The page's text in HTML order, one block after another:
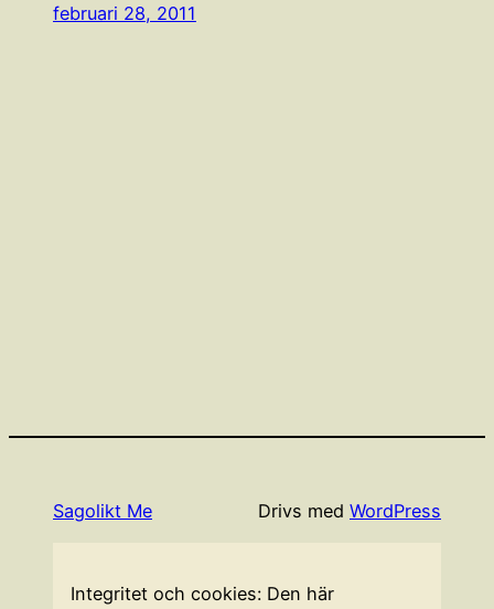
februari 28, 2011
Sagolikt Me Drivs med WordPress
Integritet och cookies: Den här